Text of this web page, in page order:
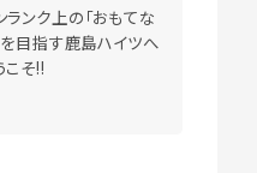
ランク上の「おもてな
を目指す鹿島ハイツへ
こそ!!